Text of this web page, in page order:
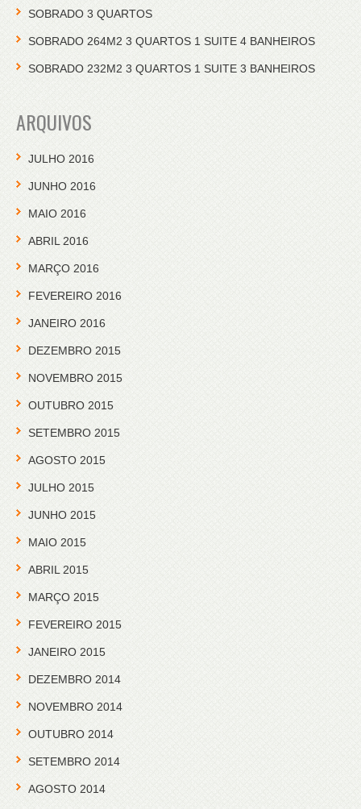
SOBRADO 3 QUARTOS
SOBRADO 264M2 3 QUARTOS 1 SUITE 4 BANHEIROS
SOBRADO 232M2 3 QUARTOS 1 SUITE 3 BANHEIROS
ARQUIVOS
JULHO 2016
JUNHO 2016
MAIO 2016
ABRIL 2016
MARÇO 2016
FEVEREIRO 2016
JANEIRO 2016
DEZEMBRO 2015
NOVEMBRO 2015
OUTUBRO 2015
SETEMBRO 2015
AGOSTO 2015
JULHO 2015
JUNHO 2015
MAIO 2015
ABRIL 2015
MARÇO 2015
FEVEREIRO 2015
JANEIRO 2015
DEZEMBRO 2014
NOVEMBRO 2014
OUTUBRO 2014
SETEMBRO 2014
AGOSTO 2014